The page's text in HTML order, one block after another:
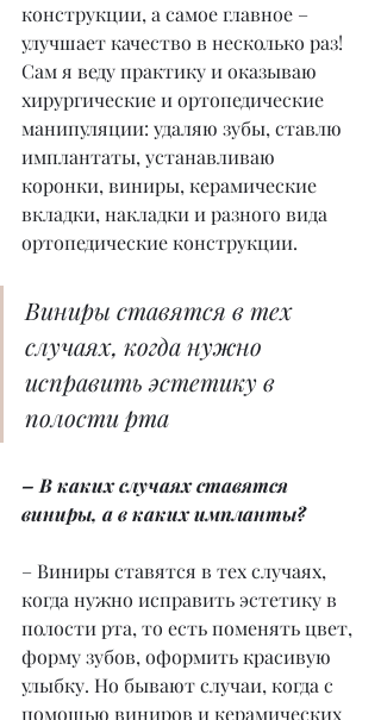
конструкции, а самое главное –
улучшает качество в несколько раз!
Сам я веду практику и оказываю
хирургические и ортопедические
манипуляции: удаляю зубы, ставлю
имплантаты, устанавливаю
коронки, виниры, керамические
вкладки, накладки и разного вида
ортопедические конструкции.
Виниры ставятся в тех
случаях, когда нужно
исправить эстетику в
полости рта
– В каких случаях ставятся
виниры, а в каких импланты?
– Виниры ставятся в тех случаях,
когда нужно исправить эстетику в
полости рта, то есть поменять цвет,
форму зубов, оформить красивую
улыбку. Но бывают случаи, когда с
помощью виниров и керамических